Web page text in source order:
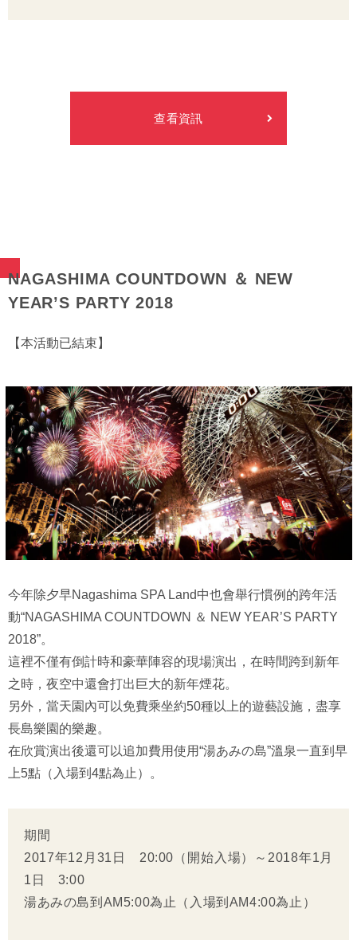
查看資訊
NAGASHIMA COUNTDOWN ＆ NEW
YEAR’S PARTY 2018
【本活動已結束】
今年除夕早Nagashima SPA Land中也會舉行慣例的跨年活
動“NAGASHIMA COUNTDOWN ＆ NEW YEAR’S PARTY
2018”。
這裡不僅有倒計時和豪華陣容的現場演出，在時間跨到新年
之時，夜空中還會打出巨大的新年煙花。
另外，當天園內可以免費乘坐約50種以上的遊藝設施，盡享
長島樂園的樂趣。
在欣賞演出後還可以追加費用使用“湯あみの島”溫泉一直到早
上5點（入場到4點為止）。
期間
2017年12月31日 20:00（開始入場）～2018年1月
1日 3:00
湯あみの島到AM5:00為止（入場到AM4:00為止）